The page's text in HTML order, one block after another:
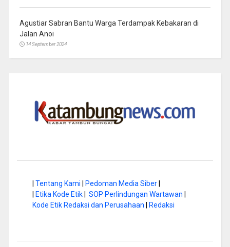
Agustiar Sabran Bantu Warga Terdampak Kebakaran di
Jalan Anoi
14 September 2024
Tentang Kami Pedoman Media Siber|
Etika Kode Etik| SOP Perlindungan Wartawan
Kode Etik Redaksi dan Perusahaan
Redaksi